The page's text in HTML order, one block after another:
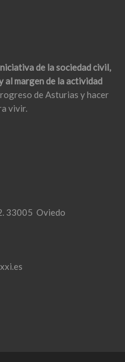
de la sociedad civil,
al margen de la actividad
de Asturias y hacer
vivir.
33005 Oviedo